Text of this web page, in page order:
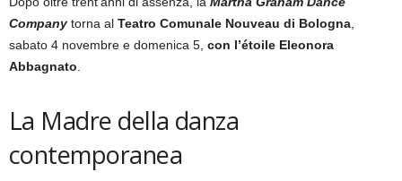
Company torna al Teatro Comunale Nouveau di Bologna,
sabato 4 novembre e domenica 5, con l’étoile Eleonora
Abbagnato.
La Madre della danza
contemporanea